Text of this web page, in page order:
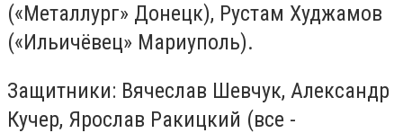
(«Металлург» Донецк), Рустам Худжамов
(«Ильичёвец» Мариуполь).
Защитники: Вячеслав Шевчук, Александр
Кучер, Ярослав Ракицкий (все -